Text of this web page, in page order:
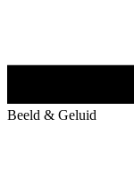
Beeld & Geluid